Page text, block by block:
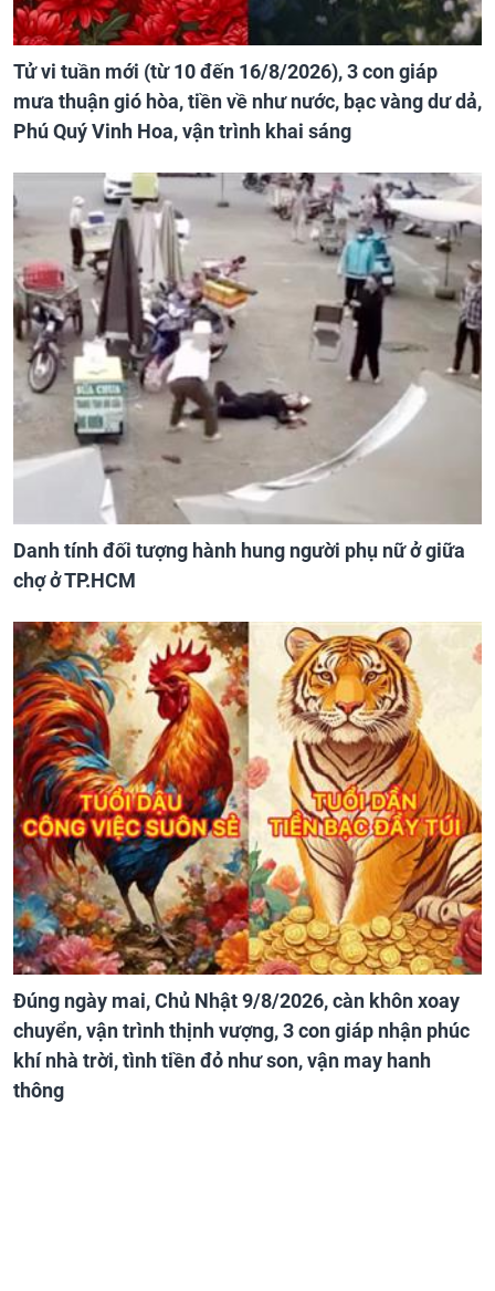
Tử vi tuần mới (từ 10 đến 16/8/2026), 3 con giáp
mưa thuận gió hòa, tiền về như nước, bạc vàng dư dả,
Phú Quý Vinh Hoa, vận trình khai sáng
Danh tính đối tượng hành hung người phụ nữ ở giữa
chợ ở TP.HCM
Đúng ngày mai, Chủ Nhật 9/8/2026, càn khôn xoay
chuyển, vận trình thịnh vượng, 3 con giáp nhận phúc
khí nhà trời, tình tiền đỏ như son, vận may hanh
thông